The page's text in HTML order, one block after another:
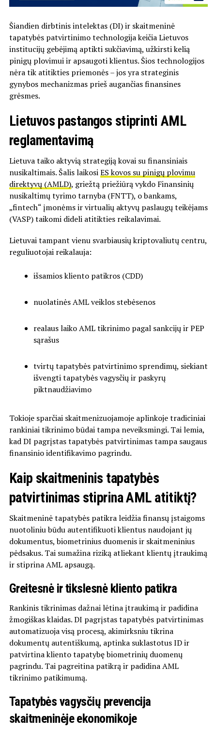
Šiandien dirbtinis intelektas (DI) ir skaitmeninė
tapatybės patvirtinimo technologija keičia Lietuvos
institucijų gebėjimą aptikti sukčiavimą, užkirsti kelią
pinigų plovimui ir apsaugoti klientus. Šios technologijos
nėra tik atitikties priemonės – jos yra strateginis
gynybos mechanizmas prieš augančias finansines
grėsmes.
Lietuvos pastangos stiprinti AML
reglamentavimą
Lietuva taiko aktyvią strategiją kovai su finansiniais
nusikaltimais. Šalis laikosiES kovos su pinigų plovimu
direktyvų (AMLD), griežtą priežiūrą vykdo Finansinių
nusikaltimų tyrimo tarnyba (FNTT), o bankams,
„fintech“ įmonėms ir virtualių aktyvų paslaugų teikėjams
(VASP) taikomi dideli atitikties reikalavimai.
Lietuvai tampant vienu svarbiausių kriptovaliutų centru,
reguliuotojai reikalauja:
išsamios kliento patikros (CDD)
nuolatinės AML veiklos stebėsenos
realaus laiko AML tikrinimo pagal sankcijų ir PEP
sąrašus
tvirtų tapatybės patvirtinimo sprendimų, siekiant
išvengti tapatybės vagysčių ir paskyrų
piktnaudžiavimo
Tokioje sparčiai skaitmenizuojamoje aplinkoje tradiciniai
rankiniai tikrinimo būdai tampa neveiksmingi. Tai lemia,
kad DI pagrįstas tapatybės patvirtinimas tampa saugaus
finansinio identifikavimo pagrindu.
Kaip skaitmeninis tapatybės
patvirtinimas stiprina AML atitiktį?
Skaitmeninė tapatybės patikra leidžia finansų įstaigoms
nuotoliniu būdu autentifikuoti klientus naudojant jų
dokumentus, biometrinius duomenis ir skaitmeninius
pėdsakus. Tai sumažina riziką atliekant klientų įtraukimą
ir stiprina AML apsaugą.
Greitesnė ir tikslesnė kliento patikra
Rankinis tikrinimas dažnai lėtina įtraukimą ir padidina
žmogiškas klaidas. DI pagrįstas tapatybės patvirtinimas
automatizuoja visą procesą, akimirksniu tikrina
dokumentų autentiškumą, aptinka suklastotus ID ir
patvirtina kliento tapatybę biometrinių duomenų
pagrindu. Tai pagreitina patikrą ir padidina AML
tikrinimo patikimumą.
Tapatybės vagysčių prevencija
skaitmeninėje ekonomikoje